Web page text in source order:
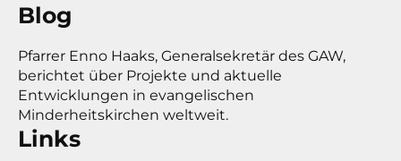
Blog
Pfarrer Enno Haaks, Generalsekretär des GAW,
berichtet über Projekte und aktuelle
Entwicklungen in evangelischen
Minderheitskirchen weltweit.
Links